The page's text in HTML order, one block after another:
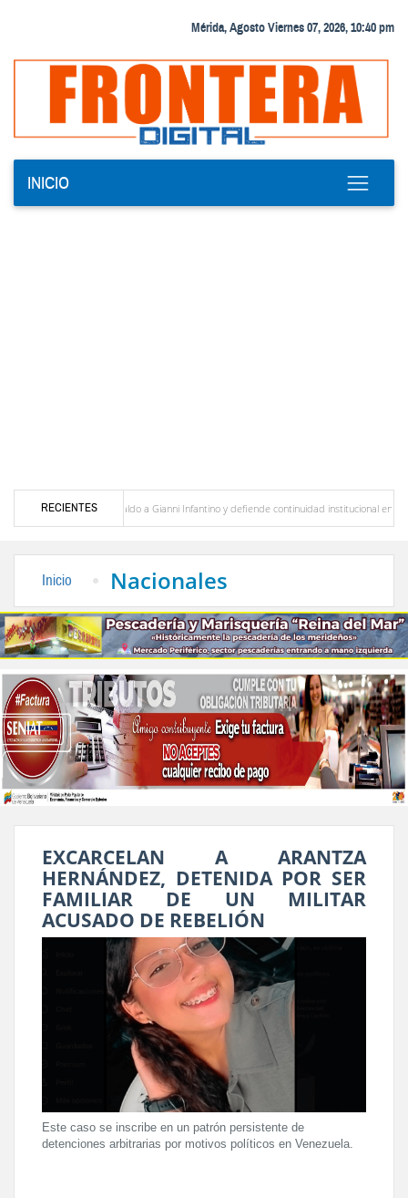
Mérida, Agosto Viernes 07, 2026, 10:40 pm
INICIO
RECIENTES
FVF reafirma respaldo a Gianni Infantino y defiende continuidad institucional en la Fifa
Inicio Nacionales
EXCARCELAN A ARANTZA
HERNÁNDEZ, DETENIDA POR SER
FAMILIAR DE UN MILITAR
ACUSADO DE REBELIÓN
Este caso se inscribe en un patrón persistente de
detenciones arbitrarias por motivos políticos en Venezuela.